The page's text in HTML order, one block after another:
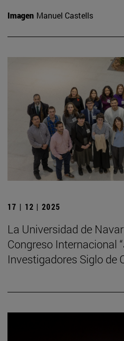
Imagen Manuel Castells
17 | 12 | 2025
La Universidad de
Congreso Internacional
Investigadores Siglo de